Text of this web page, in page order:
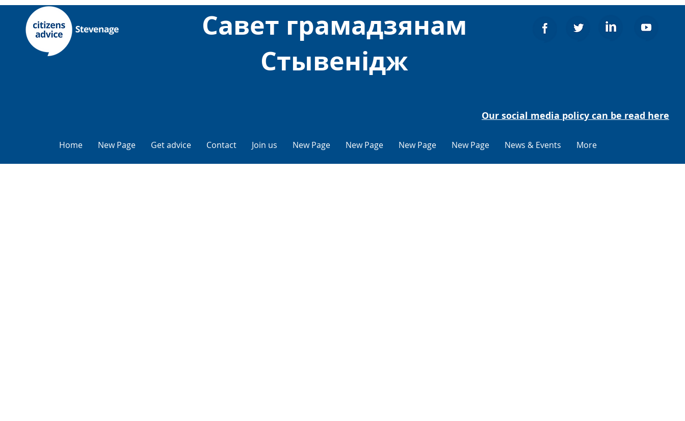
Савет грамадзянам
Стывенідж
Our social media policy can be read here
Home New Page Get advice Contact Join us New Page New Page New Page New Page News & Events More